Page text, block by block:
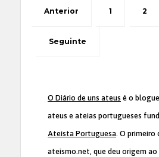
Anterior 1 2
Seguinte
O Diário de uns ateus é o
ateus e ateias portugueses
Ateísta Portuguesa. O primeiro
ateismo.net, que deu origem